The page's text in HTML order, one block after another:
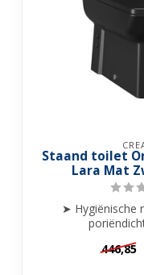
Staand toilet
Lara Mat
➤ Hygiënische
446,85